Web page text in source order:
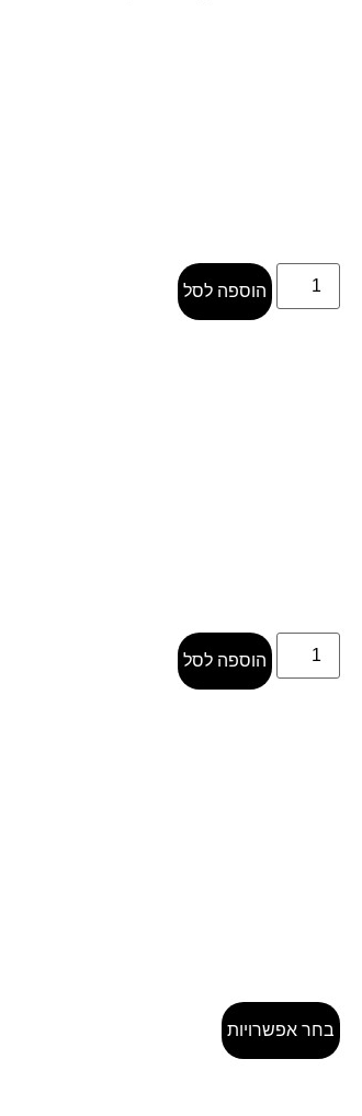
הוספה לסל
הוספה לסל
בחר אפשרויות